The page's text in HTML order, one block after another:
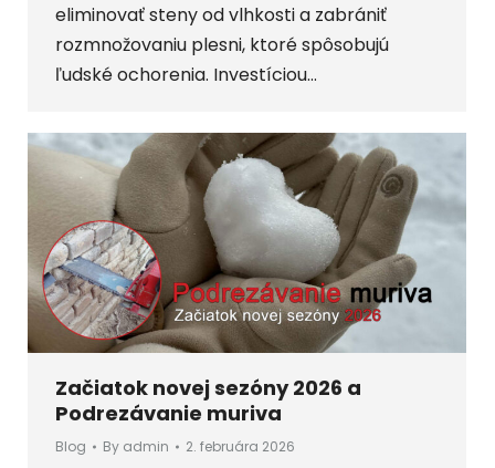
eliminovať steny od vlhkosti a zabrániť
rozmnožovaniu plesni, ktoré spôsobujú
ľudské ochorenia. Investíciou…
Začiatok novej sezóny 2026 a
Podrezávanie muriva
Blog By admin 2. februára 2026